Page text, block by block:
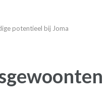
potentieel bij Joma